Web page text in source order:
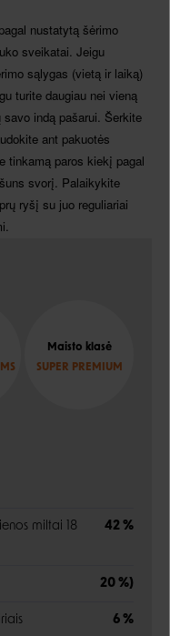
nustatytą šėrimo
sveikatai. Jeigu
sąlygas (vietą ir laiką)
turite daugiau nei vieną
indą pašarui. Šerkite
ant pakuotės
tinkamą paros kiekį pagal
svorį. Palaikykite
ryšį su juo reguliariai
Maisto klasė
SUPER PREMIUM
miltai 18
42 %
20 %)
6 %